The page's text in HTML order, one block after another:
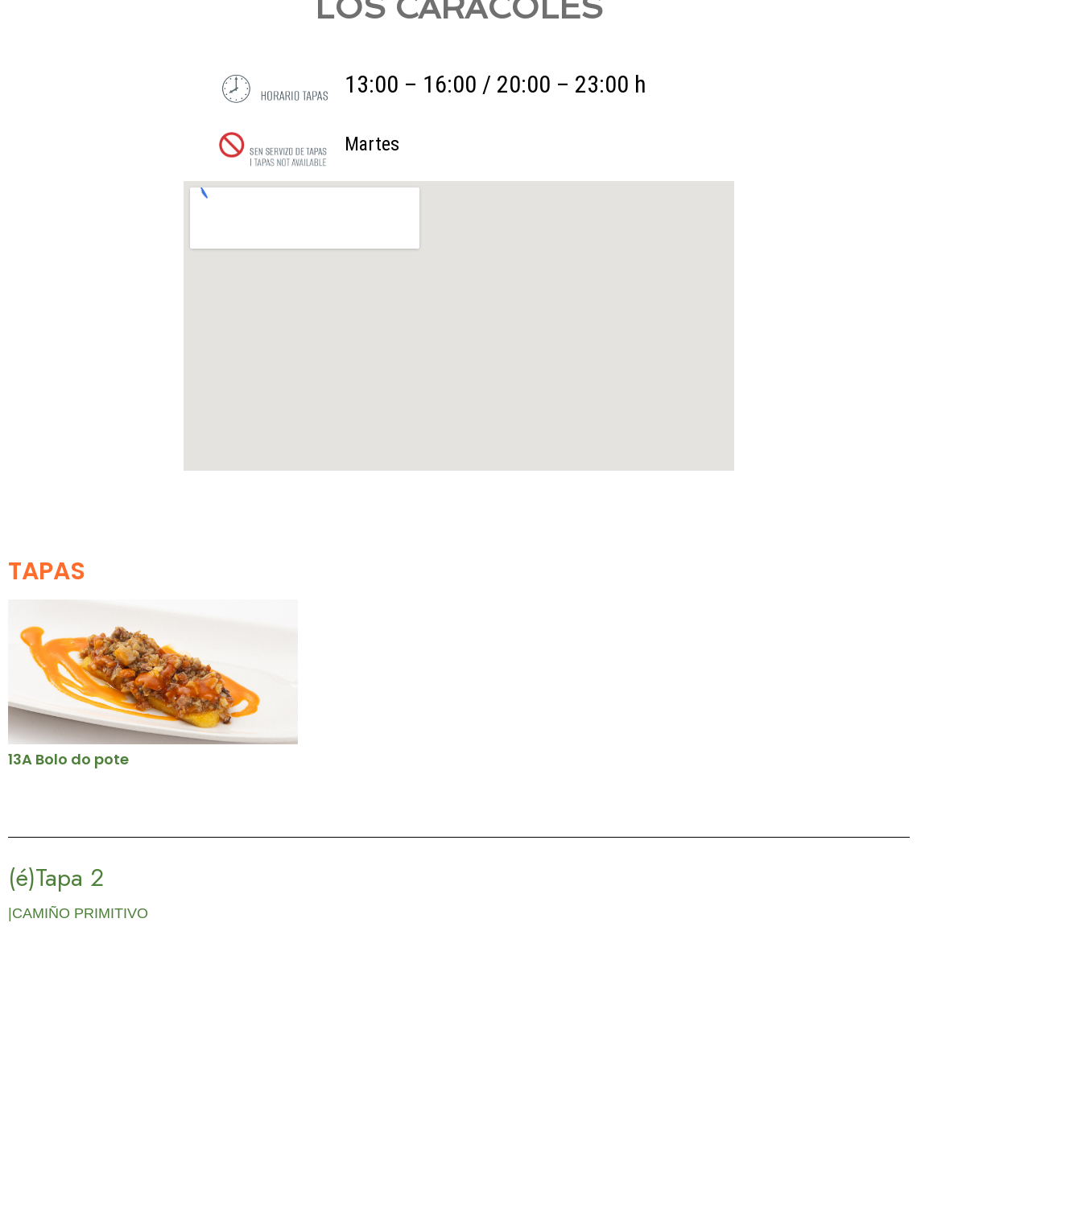
13:00 – 16:00 / 20:00 – 23:00 h
Martes
TAPAS
13A Bolo do pote
(é)Tapa 2
|CAMIÑO PRIMITIVO